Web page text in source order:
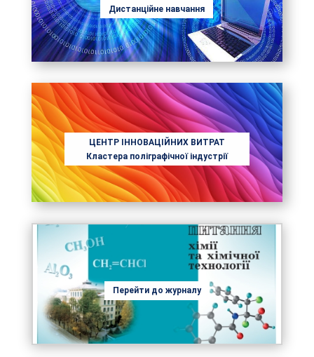
Дистанційне навчання
ЦЕНТР ІННОВАЦІЙНИХ ВИТРАТ
Кластера поліграфічної індустрії
Перейти до журналу